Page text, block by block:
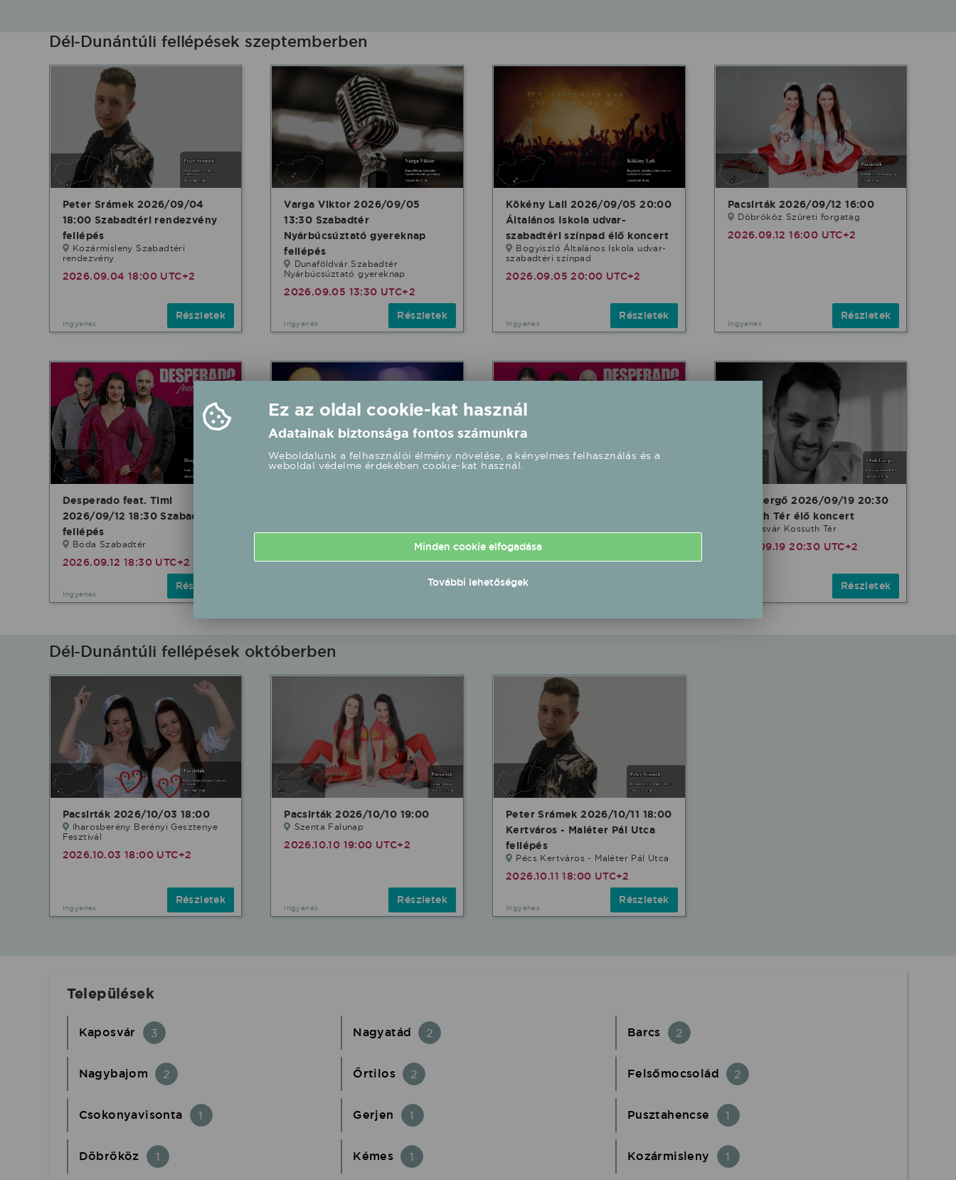
Dél-Dunántúli fellépések szeptemberben
Peter Srámek 2026/09/04
18:00 Szabadtéri rendezvény
fellépés
Kozármisleny Szabadtéri
rendezvény
2026.09.04 18:00 UTC+2
Ingyenes
Részletek
Varga Viktor 2026/09/05
13:30 Szabadtér
Nyárbúcsúztató gyereknap
fellépés
Dunaföldvár Szabadtér
Nyárbúcsúztató gyereknap
2026.09.05 13:30 UTC+2
Ingyenes
Részletek
Kökény Lali 2026/09/05 20:00
Általános Iskola udvar-
szabadtéri színpad élő koncert
Bogyiszló Általános Iskola udvar-
szabadtéri színpad
2026.09.05 20:00 UTC+2
Ingyenes
Részletek
Pacsirták 2026/09/12 16:00
Döbrököz Szüreti forgatag
2026.09.12 16:00 UTC+2
Ingyenes
Részletek
Desperado feat. Timi
2026/09/12 18:30 Szabadtér
fellépés
Boda Szabadtér
2026.09.12 18:30 UTC+2
Ingyenes
Részletek
2026.09.12 20:00 UTC+2
Részletek
fellépés
Gerjen Sportpálya
2026.09.12 20:30 UTC+2
Oláh Gergő 2026/09/19 20:30
Kossuth Tér élő koncert
Kaposvár Kossuth Tér
2026.09.19 20:30 UTC+2
Részletek
Dél-Dunántúli fellépések októberben
Pacsirták 2026/10/03 18:00
Iharosberény Berényi Gesztenye
Fesztivál
2026.10.03 18:00 UTC+2
Ingyenes
Részletek
Pacsirták 2026/10/10 19:00
Szenta Falunap
2026.10.10 19:00 UTC+2
Ingyenes
Részletek
Peter Srámek 2026/10/11 18:00
Kertváros - Maléter Pál Utca
fellépés
Pécs Kertváros - Maléter Pál Utca
2026.10.11 18:00 UTC+2
Ingyenes
Részletek
Települések
Kaposvár 3 Nagyatád 2 Barcs 2
Nagybajom 2 Őrtilos 2 Felsőmocsolád 2
Csokonyavisonta 1 Gerjen 1 Pusztahencse 1
Döbrököz 1 Kémes 1 Kozármisleny 1
Ez az oldal cookie-kat használ
Adatainak biztonsága fontos számunkra
Weboldalunk a felhasználói élmény növelése, a kényelmes felhasználás és a
weboldal védelme érdekében cookie-kat használ.
Minden cookie elfogadása
További lehetőségek